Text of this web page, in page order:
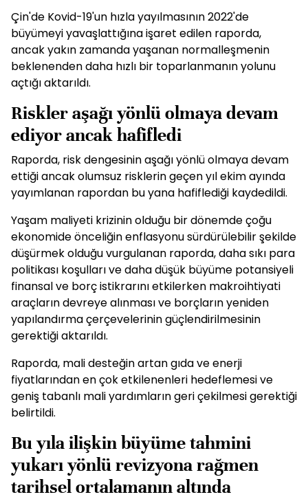
Çin'de Kovid-19'un hızla yayılmasının 2022'de
büyümeyi yavaşlattığına işaret edilen raporda,
ancak yakın zamanda yaşanan normalleşmenin
beklenenden daha hızlı bir toparlanmanın yolunu
açtığı aktarıldı.
Riskler aşağı yönlü olmaya devam
ediyor ancak hafifledi
Raporda, risk dengesinin aşağı yönlü olmaya devam
ettiği ancak olumsuz risklerin geçen yıl ekim ayında
yayımlanan rapordan bu yana hafiflediği kaydedildi.
Yaşam maliyeti krizinin olduğu bir dönemde çoğu
ekonomide önceliğin enflasyonu sürdürülebilir şekilde
düşürmek olduğu vurgulanan raporda, daha sıkı para
politikası koşulları ve daha düşük büyüme potansiyeli
finansal ve borç istikrarını etkilerken makroihtiyati
araçların devreye alınması ve borçların yeniden
yapılandırma çerçevelerinin güçlendirilmesinin
gerektiği aktarıldı.
Raporda, mali desteğin artan gıda ve enerji
fiyatlarından en çok etkilenenleri hedeflemesi ve
geniş tabanlı mali yardımların geri çekilmesi gerektiği
belirtildi.
Bu yıla ilişkin büyüme tahmini
yukarı yönlü revizyona rağmen
tarihsel ortalamanın altında